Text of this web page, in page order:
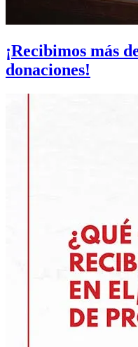
¡Recibimos más
donaciones!